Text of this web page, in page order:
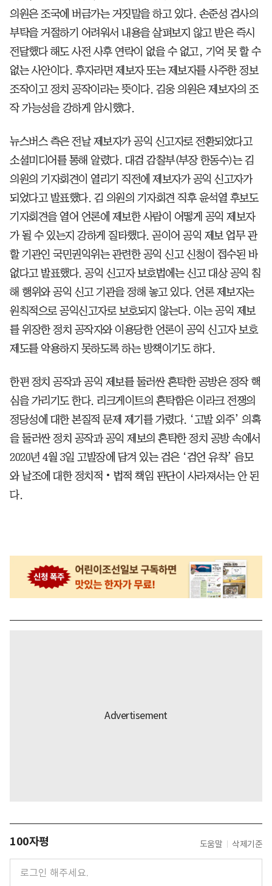
의원은 조국에 버금가는 거짓말을 하고 있다. 손준성 검사의
부탁을 거절하기 어려워서 내용을 살펴보지 않고 받은 즉시
전달했다 해도 사전 사후 연락이 없을 수 없고, 기억 못 할 수
없는 사안이다. 후자라면 제보자 또는 제보자를 사주한 정보
조작이고 정치 공작이라는 뜻이다. 김웅 의원은 제보자의 조
작 가능성을 강하게 암시했다.
뉴스버스 측은 전날 제보자가 공익 신고자로 전환되었다고
소셜미디어를 통해 알렸다. 대검 감찰부(부장 한동수)는 김
의원의 기자회견이 열리기 직전에 제보자가 공익 신고자가
되었다고 발표했다. 김 의원의 기자회견 직후 윤석열 후보도
기자회견을 열어 언론에 제보한 사람이 어떻게 공익 제보자
가 될 수 있는지 강하게 질타했다. 곧이어 공익 제보 업무 관
할 기관인 국민권익위는 관련한 공익 신고 신청이 접수된 바
없다고 발표했다. 공익 신고자 보호법에는 신고 대상 공익 침
해 행위와 공익 신고 기관을 정해 놓고 있다. 언론 제보자는
원칙적으로 공익신고자로 보호되지 않는다. 이는 공익 제보
를 위장한 정치 공작자와 이용당한 언론이 공익 신고자 보호
제도를 악용하지 못하도록 하는 방책이기도 하다.
한편 정치 공작과 공익 제보를 둘러싼 혼탁한 공방은 정작 핵
심을 가리기도 한다. 리크게이트의 혼탁함은 이라크 전쟁의
정당성에 대한 본질적 문제 제기를 가렸다. ‘고발 외주’ 의혹
을 둘러싼 정치 공작과 공익 제보의 혼탁한 정치 공방 속에서
2020년 4월 3일 고발장에 담겨 있는 검은 ‘검언 유착’ 음모
와 날조에 대한 정치적‧법적 책임 판단이 사라져서는 안 된
다.
100자평 도움말 삭제기준